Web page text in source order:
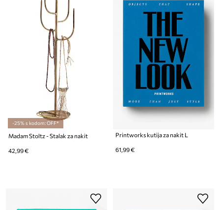
-25% s kodom: OFF*
Madam Stoltz - Stalak za nakit
42,99 €
Printworks kutija za nakit L
61,99 €